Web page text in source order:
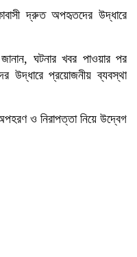
দ্রুত অপহৃতদের উদ্ধারে
ঘটনার খবর পাওয়ার পর
উদ্ধারে প্রয়োজনীয় ব্যবস্থা
ও নিরাপত্তা নিয়ে উদ্বেগ